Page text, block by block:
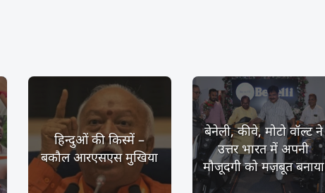
हिन्दुओं की किस्में –
बकौल आरएसएस मुखिया
बेनेली, कीवे, मोटो वॉल्ट ने
उत्तर भारत में अपनी
मौजूदगी को मज़बूत बनाया